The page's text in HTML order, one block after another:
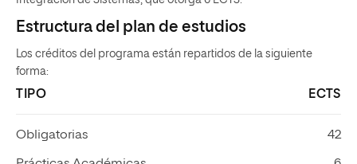
Estructura del plan de estudios
Los créditos del programa están repartidos de la siguiente
forma:
TIPO ECTS
Obligatorias 42